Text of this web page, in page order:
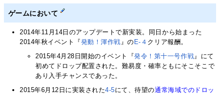
ゲームにおいて
2014年11月14日のアップデートで新実装。同日から始まった
2014年秋イベント『発動！渾作戦 』のE-４ クリア報酬。
2015年4月28日開始のイベント『発令！第十一号作戦 』にて
初めてドロップ配置された。難易度・確率ともにそこそこで
あり入手チャンスであった。
2015年6月12日に実装された4-5にて、待望の通常海域でのドロッ